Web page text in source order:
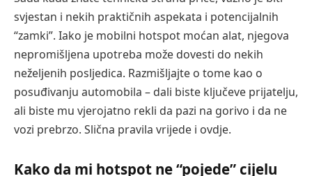
svjestan i nekih praktičnih aspekata i potencijalnih
“zamki”. Iako je mobilni hotspot moćan alat, njegova
nepromišljena upotreba može dovesti do nekih
neželjenih posljedica. Razmišljajte o tome kao o
posuđivanju automobila – dali biste ključeve prijatelju,
ali biste mu vjerojatno rekli da pazi na gorivo i da ne
vozi prebrzo. Slična pravila vrijede i ovdje.
Kako da mi hotspot ne “pojede” cijelu